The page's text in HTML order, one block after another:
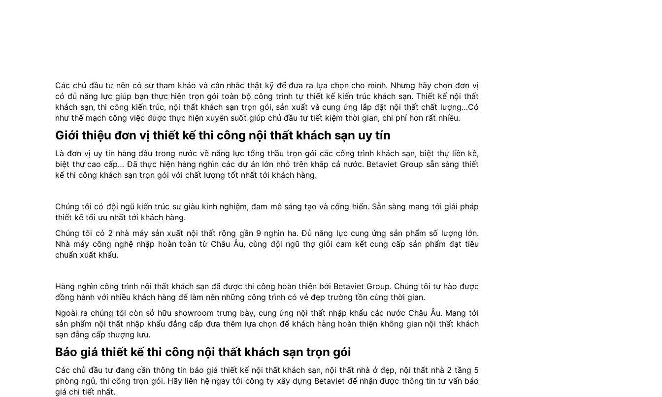
Các chủ đầu tư nên có sự tham khảo và cân nhắc thật kỹ để đưa ra lựa chọn cho mình. Nhưng hãy chọn đơn vị
có đủ năng lực giúp bạn thực hiện trọn gói toàn bộ công trình tự thiết kế kiến trúc khách sạn. Thiết kế nội thất
khách sạn, thi công kiến trúc, nội thất khách sạn trọn gói, sản xuất và cung ứng lắp đặt nội thất chất lượng…Có
như thế mạch công việc được thực hiện xuyên suốt giúp chủ đầu tư tiết kiệm thời gian, chi phí hơn rất nhiều.
Giới thiệu đơn vị thiết kế thi công nội thất khách sạn uy tín
Là đơn vị uy tín hàng đầu trong nước về năng lực tổng thầu trọn gói các công trình khách sạn, biệt thự liền kề,
biệt thự cao cấp… Đã thực hiện hàng nghìn các dự án lớn nhỏ trên khắp cả nước. Betaviet Group sẵn sàng thiết
kế thi công khách sạn trọn gói với chất lượng tốt nhất tới khách hàng.
Chúng tôi có đội ngũ kiến trúc sư giàu kinh nghiệm, đam mê sáng tạo và cống hiến. Sẵn sàng mang tới giải pháp
thiết kế tối ưu nhất tới khách hàng.
Chúng tôi có 2 nhà máy sản xuất nội thất rộng gần 9 nghìn ha. Đủ năng lực cung ứng sản phẩm số lượng lớn.
Nhà máy công nghệ nhập hoàn toàn từ Châu Âu, cùng đội ngũ thợ giỏi cam kết cung cấp sản phẩm đạt tiêu
chuẩn xuất khẩu.
Hàng nghìn công trình nội thất khách sạn đã được thi công hoàn thiện bởi Betaviet Group. Chúng tôi tự hào được
đồng hành với nhiều khách hàng để làm nên những công trình có vẻ đẹp trường tồn cùng thời gian.
Ngoài ra chúng tôi còn sở hữu showroom trưng bày, cung ứng nội thất nhập khẩu các nước Châu Âu. Mang tới
sản phẩm nội thất nhập khẩu đẳng cấp đưa thêm lựa chọn để khách hàng hoàn thiện không gian nội thất khách
sạn đẳng cấp thượng lưu.
Báo giá thiết kế thi công nội thất khách sạn trọn gói
Các chủ đầu tư đang cần thông tin báo giá thiết kế nội thất khách sạn, nội thất nhà ở đẹp, nội thất nhà 2 tầng 5
phòng ngủ, thi công trọn gói. Hãy liên hệ ngay tới công ty xây dựng Betaviet để nhận được thông tin tư vấn báo
giá chi tiết nhất.